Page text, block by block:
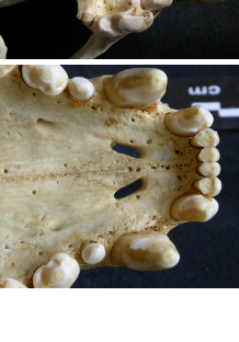
Crâne : maxillaires et os incisif